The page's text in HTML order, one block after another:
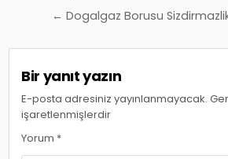
gezinmesi
← Dogalgaz Borusu
Bir yanıt yazın
E-posta adresiniz yayınlanmayacak.
işaretlenmişlerdir
Yorum *